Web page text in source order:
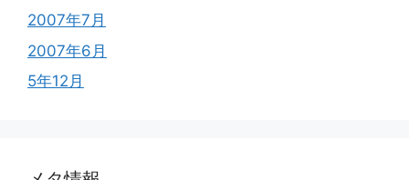
2007年7月
2007年6月
5年12月